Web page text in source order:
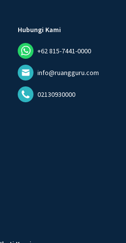
Hubungi Kami
+62 815-7441-0000
info@ruangguru.com
02130930000